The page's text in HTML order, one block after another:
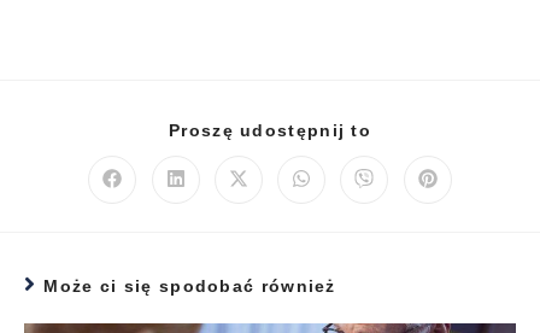
Proszę udostępnij to
Może ci się spodobać również